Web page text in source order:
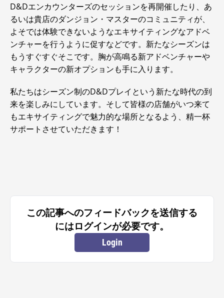
D&Dエンカウンターズのセッションを再開催したり、あ
るいは貴店のダンジョン・マスターのコミュニティが、
よそでは体験できないようなエキサイティングなアドベ
ンチャーを行うように促すなどです。新たなシーズンは
もうすぐすぐそこです。胸が高鳴る新アドベンチャーや
キャラクターの新オプションも手に入ります。
私たちはシーズン制のD&Dプレイという新たな時代の到
来を楽しみにしています。そして皆様の店舗がいつ来て
もエキサイティングで魅力的な場所となるよう、精一杯
サポートさせていただきます！
この記事へのフィードバックを送信する
にはログインが必要です。
Login